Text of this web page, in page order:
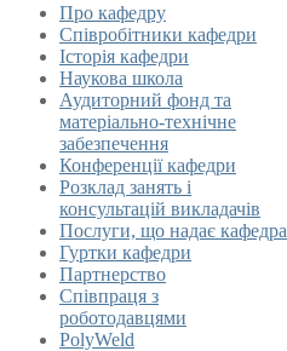
Про кафедру
Співробітники кафедри
Історія кафедри
Наукова школа
Аудиторний фонд та
матеріально-технічне
забезпечення
Конференції кафедри
Розклад занять і
консультацій викладачів
Послуги, що надає кафедра
Гуртки кафедри
Партнерство
Співпраця з
роботодавцями
PolyWeld